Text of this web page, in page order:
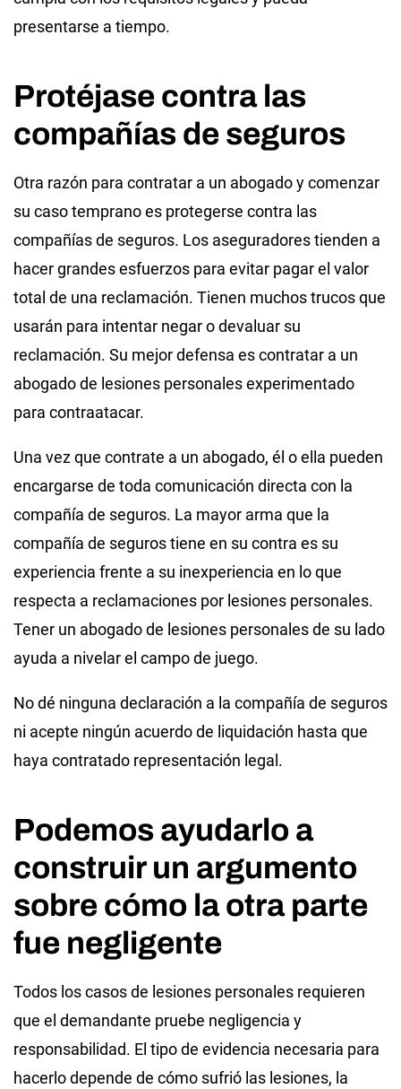
presentarse a tiempo.
Protéjase contra las
compañías de seguros
Otra razón para contratar a un abogado y comenzar
su caso temprano es protegerse contra las
compañías de seguros. Los aseguradores tienden a
hacer grandes esfuerzos para evitar pagar el valor
total de una reclamación. Tienen muchos trucos que
usarán para intentar negar o devaluar su
reclamación. Su mejor defensa es contratar a un
abogado de lesiones personales experimentado
para contraatacar.
Una vez que contrate a un abogado, él o ella pueden
encargarse de toda comunicación directa con la
compañía de seguros. La mayor arma que la
compañía de seguros tiene en su contra es su
experiencia frente a su inexperiencia en lo que
respecta a reclamaciones por lesiones personales.
Tener un abogado de lesiones personales de su lado
ayuda a nivelar el campo de juego.
No dé ninguna declaración a la compañía de seguros
ni acepte ningún acuerdo de liquidación hasta que
haya contratado representación legal.
Podemos ayudarlo a
construir un argumento
sobre cómo la otra parte
fue negligente
Todos los casos de lesiones personales requieren
que el demandante pruebe negligencia y
responsabilidad. El tipo de evidencia necesaria para
hacerlo depende de cómo sufrió las lesiones, la